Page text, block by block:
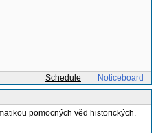
Schedule
Noticeboard
pomocných věd historických.